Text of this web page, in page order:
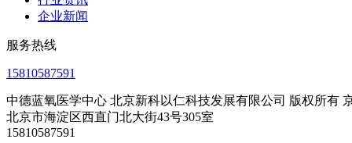
企业新闻
服务热线
15810587591
中德蓝氧医学中心 北京新科以仁科技发展有限公司 版权所有
北京市海淀区西直门北大街43号305室
15810587591